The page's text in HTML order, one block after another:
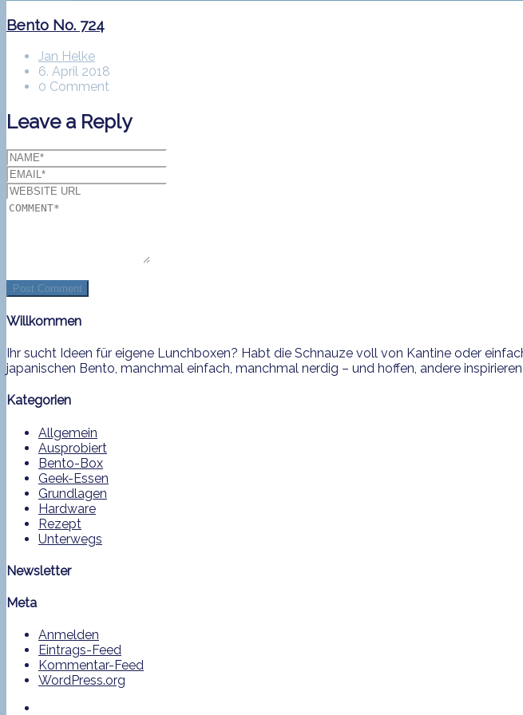
Bento No. 724
Jan Helke
6. April 2018
0 Comment
Leave a Reply
Willkommen
Ihr sucht Ideen für eigene Lunchboxen? Habt die Schnauze voll von Kantine oder
japanischen Bento, manchmal einfach, manchmal nerdig – und hoffen, andere
Kategorien
Allgemein
Ausprobiert
Bento-Box
Geek-Essen
Grundlagen
Hardware
Rezept
Unterwegs
Newsletter
Meta
Anmelden
Eintrags-Feed
Kommentar-Feed
WordPress.org